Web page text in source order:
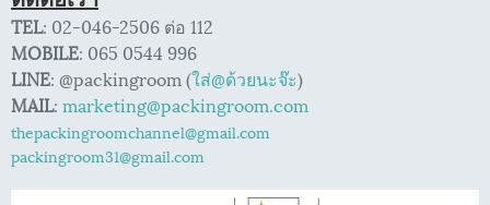
TEL: 02-046-2506 ต่อ 112
MOBILE: 065 0544 996
LINE: @packingroom (ใส่@ด้วยนะจ๊ะ)
MAIL: marketing@packingroom.com
thepackingroomchannel@gmail.com
packingroom31@gmail.com